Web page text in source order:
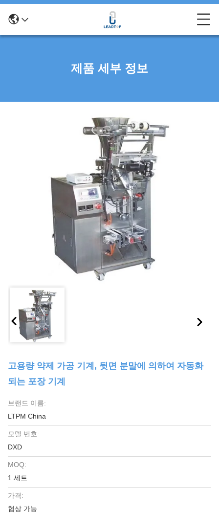
제품 세부 정보
고용량 약제 가공 기계, 뒷면 분말에 의하여 자동화
되는 포장 기계
브랜드 이름:
LTPM China
모델 번호:
DXD
MOQ:
1 세트
가격:
협상 가능